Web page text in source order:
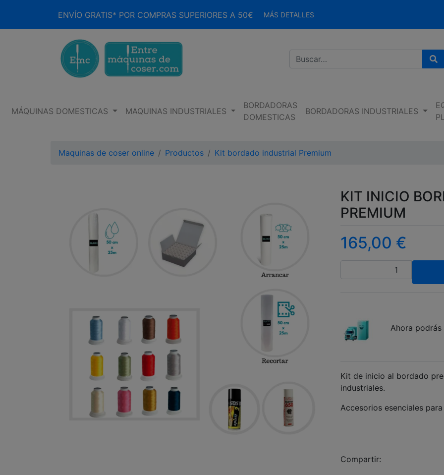
ENVÍO GRATIS* POR COMPRAS SUPERIORES A 50€ MÁS DETALLES
MÁQUINAS DOMESTICAS MAQUINAS INDUSTRIALES
BORDADORAS
DOMESTICAS
BORDADORAS INDUSTRIALES
Maquinas de coser online Productos Kit bordado industrial Premium
KIT INICIO
PREMIUM
165,00 €
Ahora podrás
Kit de inicio al bordado
industriales.
Accesorios esenciales
Compartir: